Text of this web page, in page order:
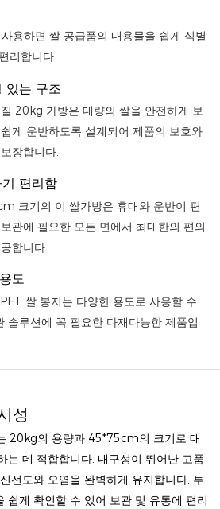
용하면 쌀 공급품의 내용물을 쉽게 식별
리합니다.
있는 구조
20kg 가방은 대량의 쌀을 안전하게 보
게 운반하도록 설계되어 제품의 보호와
장합니다.
편리함
크기의 이 쌀가방은 휴대와 운반이 편
관에 필요한 모든 면에서 최대한의 편의
합니다.
도
쌀 봉지는 다양한 용도로 사용할 수
솔루션에 꼭 필요한 다재다능한 제품입
성
20kg의 용량과 45*75cm의 크기로 대
는 데 적합합니다. 내구성이 뛰어난 고품
선도와 오염을 완벽하게 유지합니다. 투
쉽게 확인할 수 있어 보관 및 유통에 편리